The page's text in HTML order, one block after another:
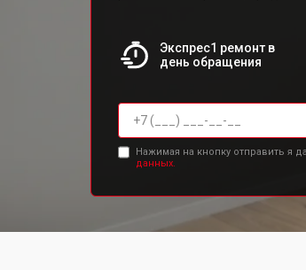
Экспрес1 ремонт в
день обращения
Нажимая на кнопку отправить я
данных.